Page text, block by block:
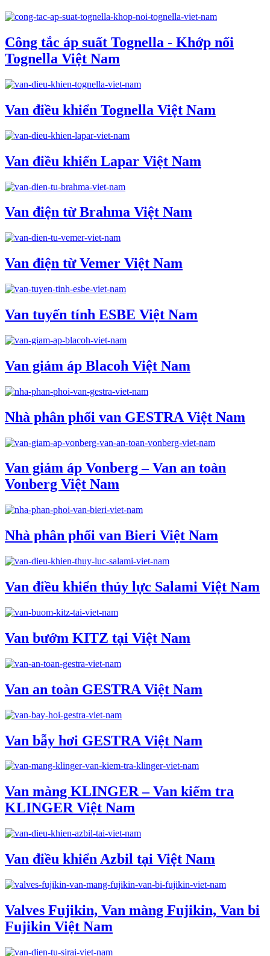
Công tắc áp suất Tognella - Khớp nối
Tognella Việt Nam
Van điều khiển Tognella Việt Nam
Van điều khiển Lapar Việt Nam
Van điện từ Brahma Việt Nam
Van điện từ Vemer Việt Nam
Van tuyến tính ESBE Việt Nam
Van giảm áp Blacoh Việt Nam
Nhà phân phối van GESTRA Việt Nam
Van giảm áp Vonberg – Van an toàn
Vonberg Việt Nam
Nhà phân phối van Bieri Việt Nam
Van điều khiển thủy lực Salami Việt Nam
Van bướm KITZ tại Việt Nam
Van an toàn GESTRA Việt Nam
Van bẫy hơi GESTRA Việt Nam
Van màng KLINGER – Van kiểm tra
KLINGER Việt Nam
Van điều khiển Azbil tại Việt Nam
Valves Fujikin, Van màng Fujikin, Van bi
Fujikin Việt Nam